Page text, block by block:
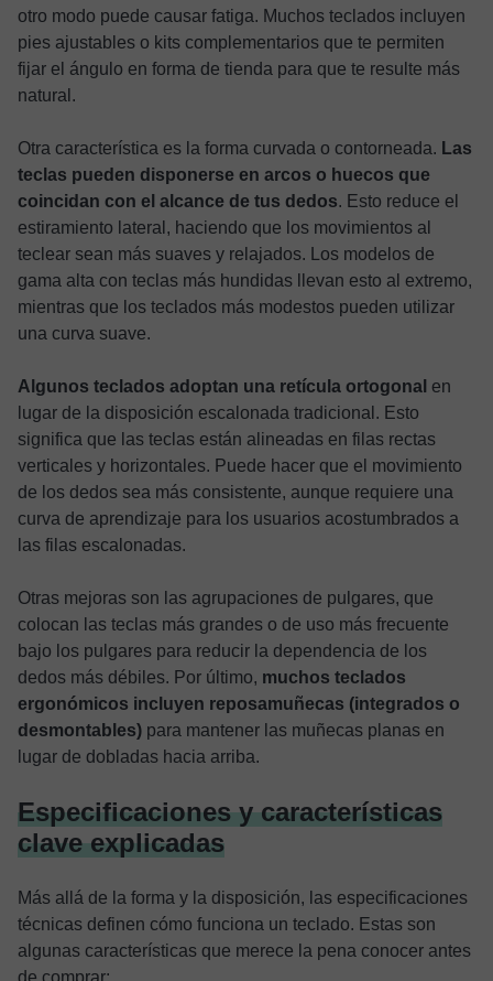
otro modo puede causar fatiga. Muchos teclados incluyen
pies ajustables o kits complementarios que te permiten
fijar el ángulo en forma de tienda para que te resulte más
natural.
Otra característica es la forma curvada o contorneada. Las
teclas pueden disponerse en arcos o huecos que
coincidan con el alcance de tus dedos. Esto reduce el
estiramiento lateral, haciendo que los movimientos al
teclear sean más suaves y relajados. Los modelos de
gama alta con teclas más hundidas llevan esto al extremo,
mientras que los teclados más modestos pueden utilizar
una curva suave.
Algunos teclados adoptan una retícula ortogonal en
lugar de la disposición escalonada tradicional. Esto
significa que las teclas están alineadas en filas rectas
verticales y horizontales. Puede hacer que el movimiento
de los dedos sea más consistente, aunque requiere una
curva de aprendizaje para los usuarios acostumbrados a
las filas escalonadas.
Otras mejoras son las agrupaciones de pulgares, que
colocan las teclas más grandes o de uso más frecuente
bajo los pulgares para reducir la dependencia de los
dedos más débiles. Por último, muchos teclados
ergonómicos incluyen reposamuñecas (integrados o
desmontables) para mantener las muñecas planas en
lugar de dobladas hacia arriba.
Especificaciones y características
clave explicadas
Más allá de la forma y la disposición, las especificaciones
técnicas definen cómo funciona un teclado. Estas son
algunas características que merece la pena conocer antes
de comprar: